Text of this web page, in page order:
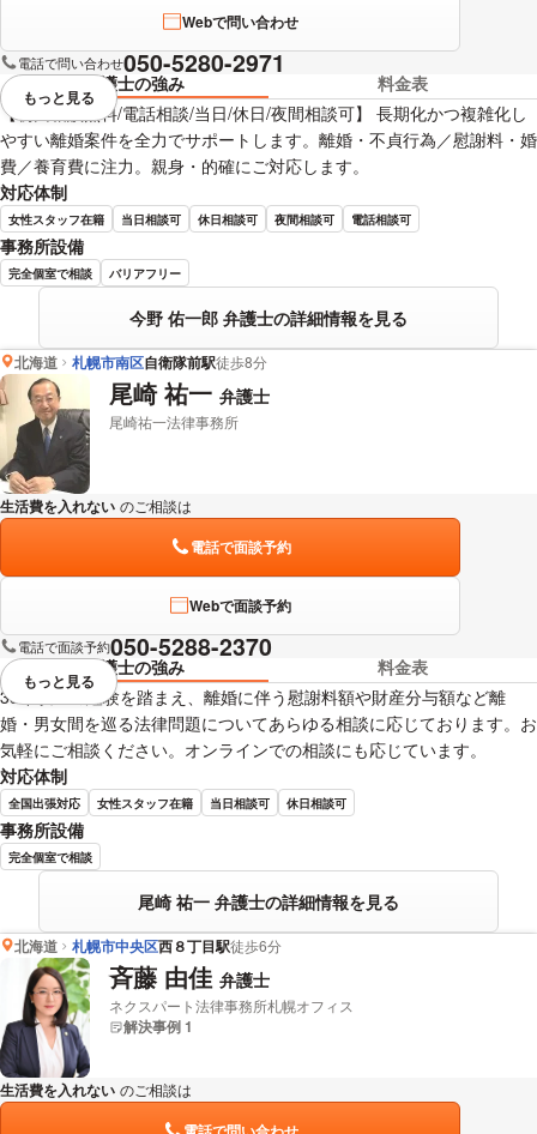
Webで問い合わせ
電話で問い合わせ050-5280-2971
弁護士の強み
料金表
【初回相談無料/電話相談/当日/休日/夜間相談可】 長期化かつ複雑化し
やすい離婚案件を全力でサポートします。離婚・不貞行為／慰謝料・婚
費／養育費に注力。親身・的確にご対応します。
対応体制
女性スタッフ在籍 当日相談可 休日相談可 夜間相談可 電話相談可
事務所設備
完全個室で相談 バリアフリー
今野 佑一郎 弁護士の詳細情報を見る
視覚的に省略されている要素を
もっと見る
北海道 札幌市南区自衛隊前駅徒歩8分
尾崎 祐一 弁護士
尾崎祐一法律事務所
生活費を入れない のご相談は
電話で面談予約
Webで面談予約
電話で面談予約050-5288-2370
弁護士の強み
料金表
35年以上の経験を踏まえ、離婚に伴う慰謝料額や財産分与額など離
婚・男女間を巡る法律問題についてあらゆる相談に応じております。お
気軽にご相談ください。オンラインでの相談にも応じています。
対応体制
全国出張対応 女性スタッフ在籍 当日相談可 休日相談可
事務所設備
完全個室で相談
尾崎 祐一 弁護士の詳細情報を見る
視覚的に省略されている要素を
もっと見る
北海道 札幌市中央区西８丁目駅徒歩6分
斉藤 由佳 弁護士
ネクスパート法律事務所札幌オフィス
解決事例 1
生活費を入れない のご相談は